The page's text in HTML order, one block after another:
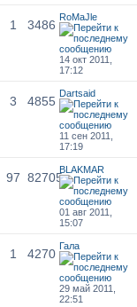
1 3486
RoMaJle
14 окт 2011,
17:12
3 4855
Dartsaid
11 сен 2011,
17:19
97 82705
BLAKMAR
01 авг 2011,
15:07
1 4270
Гала
29 май 2011,
22:51